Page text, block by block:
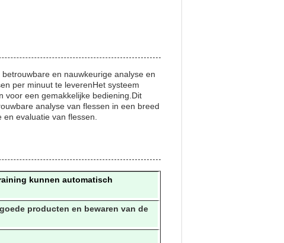
en nauwkeurige analyse en
per minuut te leverenHet systeem
voor een gemakkelijke bediening.Dit
analyse van flessen in een breed
evaluatie van flessen.
kunnen automatisch
producten en bewaren van de